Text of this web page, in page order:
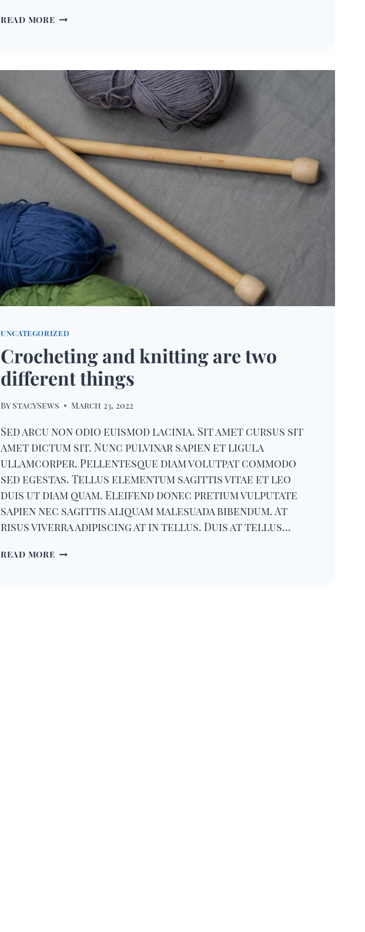
READ MOREUPCYCLE
ALREADY
OWN
UNCATEGORIZED
Crocheting and knitting are two
different things
By StacySews March 23, 2022
Sed arcu non odio euismod lacinia. Sit amet cursus sit
amet dictum sit. Nunc pulvinar sapien et ligula
ullamcorper. Pellentesque diam volutpat commodo
sed egestas. Tellus elementum sagittis vitae et leo
duis ut diam quam. Eleifend donec pretium vulputate
sapien nec sagittis aliquam malesuada bibendum. At
risus viverra adipiscing at in tellus. Duis at tellus…
READ MORECROCHETING